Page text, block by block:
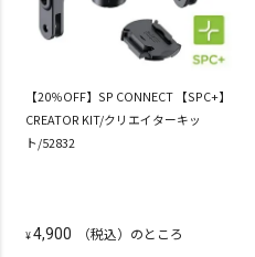
【20％OFF】SP CONNECT 【SPC+】
CREATOR KIT/クリエイターキッ
ト/52832
¥4,900 （税込）のところ